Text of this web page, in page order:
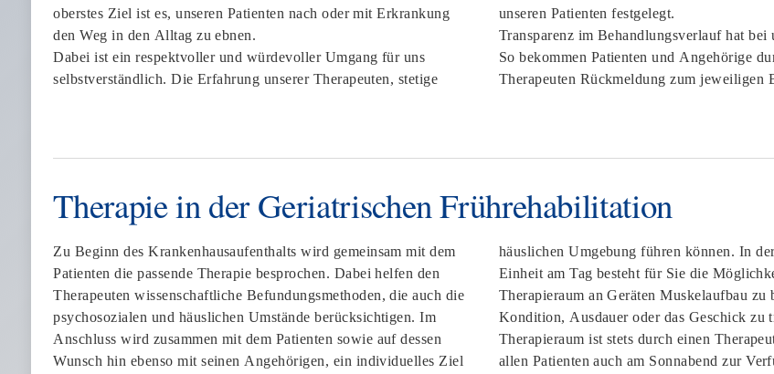
oberstes Ziel ist es, unseren Patienten nach oder mit Erkrankung
den Weg in den Alltag zu ebnen.
Dabei ist ein respektvoller und würdevoller Umgang für uns
selbstverständlich. Die Erfahrung unserer Therapeuten, stetige
unseren Patienten festgelegt.
Transparenz im Behandlungsverlauf hat bei
So bekommen Patienten und Angehörige
Therapeuten Rückmeldung zum jeweiligen
Therapie in der Geriatrischen Frührehabilitation
Zu Beginn des Krankenhausaufenthalts wird gemeinsam mit dem
Patienten die passende Therapie besprochen. Dabei helfen den
Therapeuten wissenschaftliche Befundungsmethoden, die auch die
psychosozialen und häuslichen Umstände berücksichtigen. Im
Anschluss wird zusammen mit dem Patienten sowie auf dessen
Wunsch hin ebenso mit seinen Angehörigen, ein individuelles Ziel
häuslichen Umgebung führen können. In
Einheit am Tag besteht für Sie die
Therapieraum an Geräten Muskelaufbau zu
Kondition, Ausdauer oder das Geschick zu
Therapieraum ist stets durch einen
allen Patienten auch am Sonnabend zur